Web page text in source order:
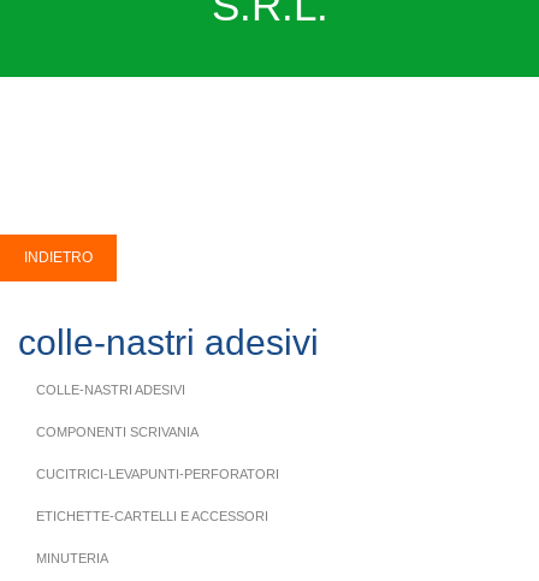
colle-nastri adesivi
COLLE-NASTRI ADESIVI
COMPONENTI SCRIVANIA
CUCITRICI-LEVAPUNTI-PERFORATORI
ETICHETTE-CARTELLI E ACCESSORI
MINUTERIA